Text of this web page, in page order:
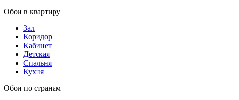
Обои в квартиру
Зал
Коридор
Кабинет
Детская
Спальня
Кухня
Обои по странам